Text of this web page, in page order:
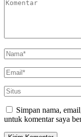
Simpan nama,
untuk komentar saya